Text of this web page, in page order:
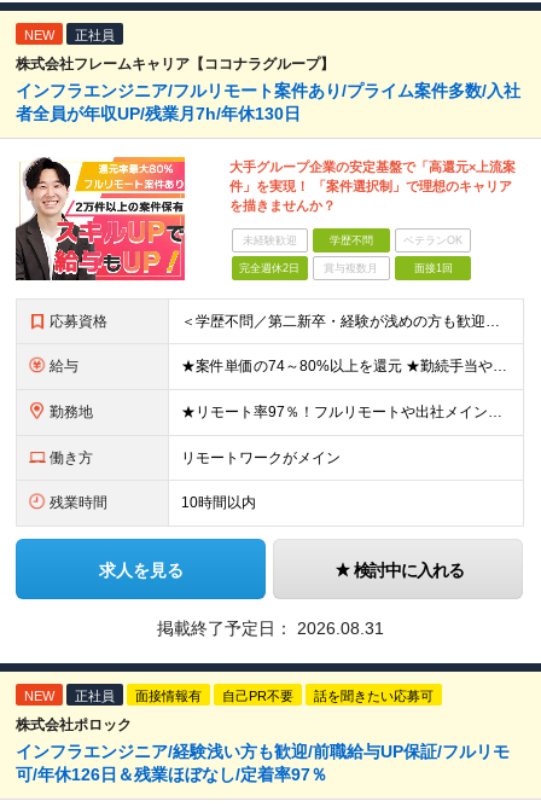
NEW 正社員
株式会社フレームキャリア【ココナラグループ】
インフラエンジニア/フルリモート案件あり/プライム案件多数/入社
者全員が年収UP/残業月7h/年休130日
大手グループ企業の安定基盤で「高還元×上流案
件」を実現！ 「案件選択制」で理想のキャリア
を描きませんか？
未経験歓迎 学歴不問 ベテランOK
完全週休2日 賞与複数月 面接1回
応募資格 ＜学歴不問／第二新卒・経験が浅めの方も歓迎！＞ ◆インフラエンジニアとして何らかの経験をお持ちの方 └運用保守のみの経験や、経験が浅い方もお気軽にご応募ください！ ≪こんな方にピッタリ≫ □ 今の現
給与 ★案件単価の74～80%以上を還元 ★勤続手当や社員同士のランチ代手当などうれしい手当が多数 月給30万円～70万円＋各種手当＋賞与（年1回/実績による） ※経験・スキルを考慮して決定します。 ※固
勤務地 ★リモート率97％！フルリモートや出社メインなど希望に合わせて選べます ★全国47都道府県のプロジェクト先で勤務可能。転勤なし！ ＜本社＞ 東京都渋谷区渋谷2-19-15 宮益坂ビルディング609
働き方 リモートワークがメイン
残業時間 10時間以内
求人を見る 検討中に入れる
掲載終了予定日： 2026.08.31
NEW 正社員 面接情報有 自己PR不要 話を聞きたい応募可
株式会社ポロック
インフラエンジニア/経験浅い方も歓迎/前職給与UP保証/フルリモ
可/年休126日＆残業ほぼなし/定着率97％